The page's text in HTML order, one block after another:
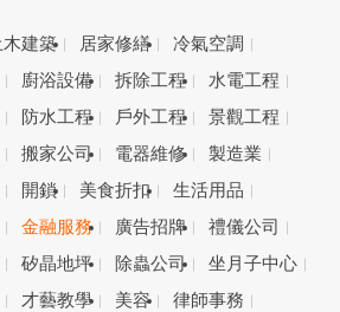
木建築 居家修繕
冷氣空調
廚浴設備 拆除工程
水電工程
防水工程 戶外工程
景觀工程
搬家公司 電器維修
製造業
開鎖 美食折扣
生活用品
金融服務 廣告招牌
禮儀公司
矽晶地坪 除蟲公司
坐月子中心
才藝教學 美容
律師事務